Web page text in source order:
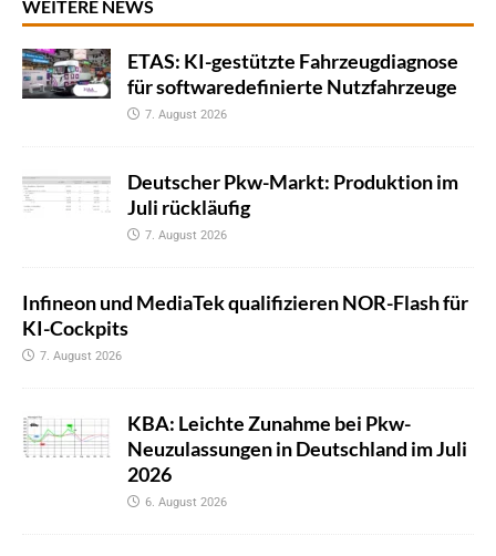
WEITERE NEWS
ETAS: KI-gestützte Fahrzeugdiagnose
für softwaredefinierte Nutzfahrzeuge
7. August 2026
Deutscher Pkw-Markt: Produktion im
Juli rückläufig
7. August 2026
Infineon und MediaTek qualifizieren NOR-Flash für
KI-Cockpits
7. August 2026
KBA: Leichte Zunahme bei Pkw-
Neuzulassungen in Deutschland im Juli
2026
6. August 2026